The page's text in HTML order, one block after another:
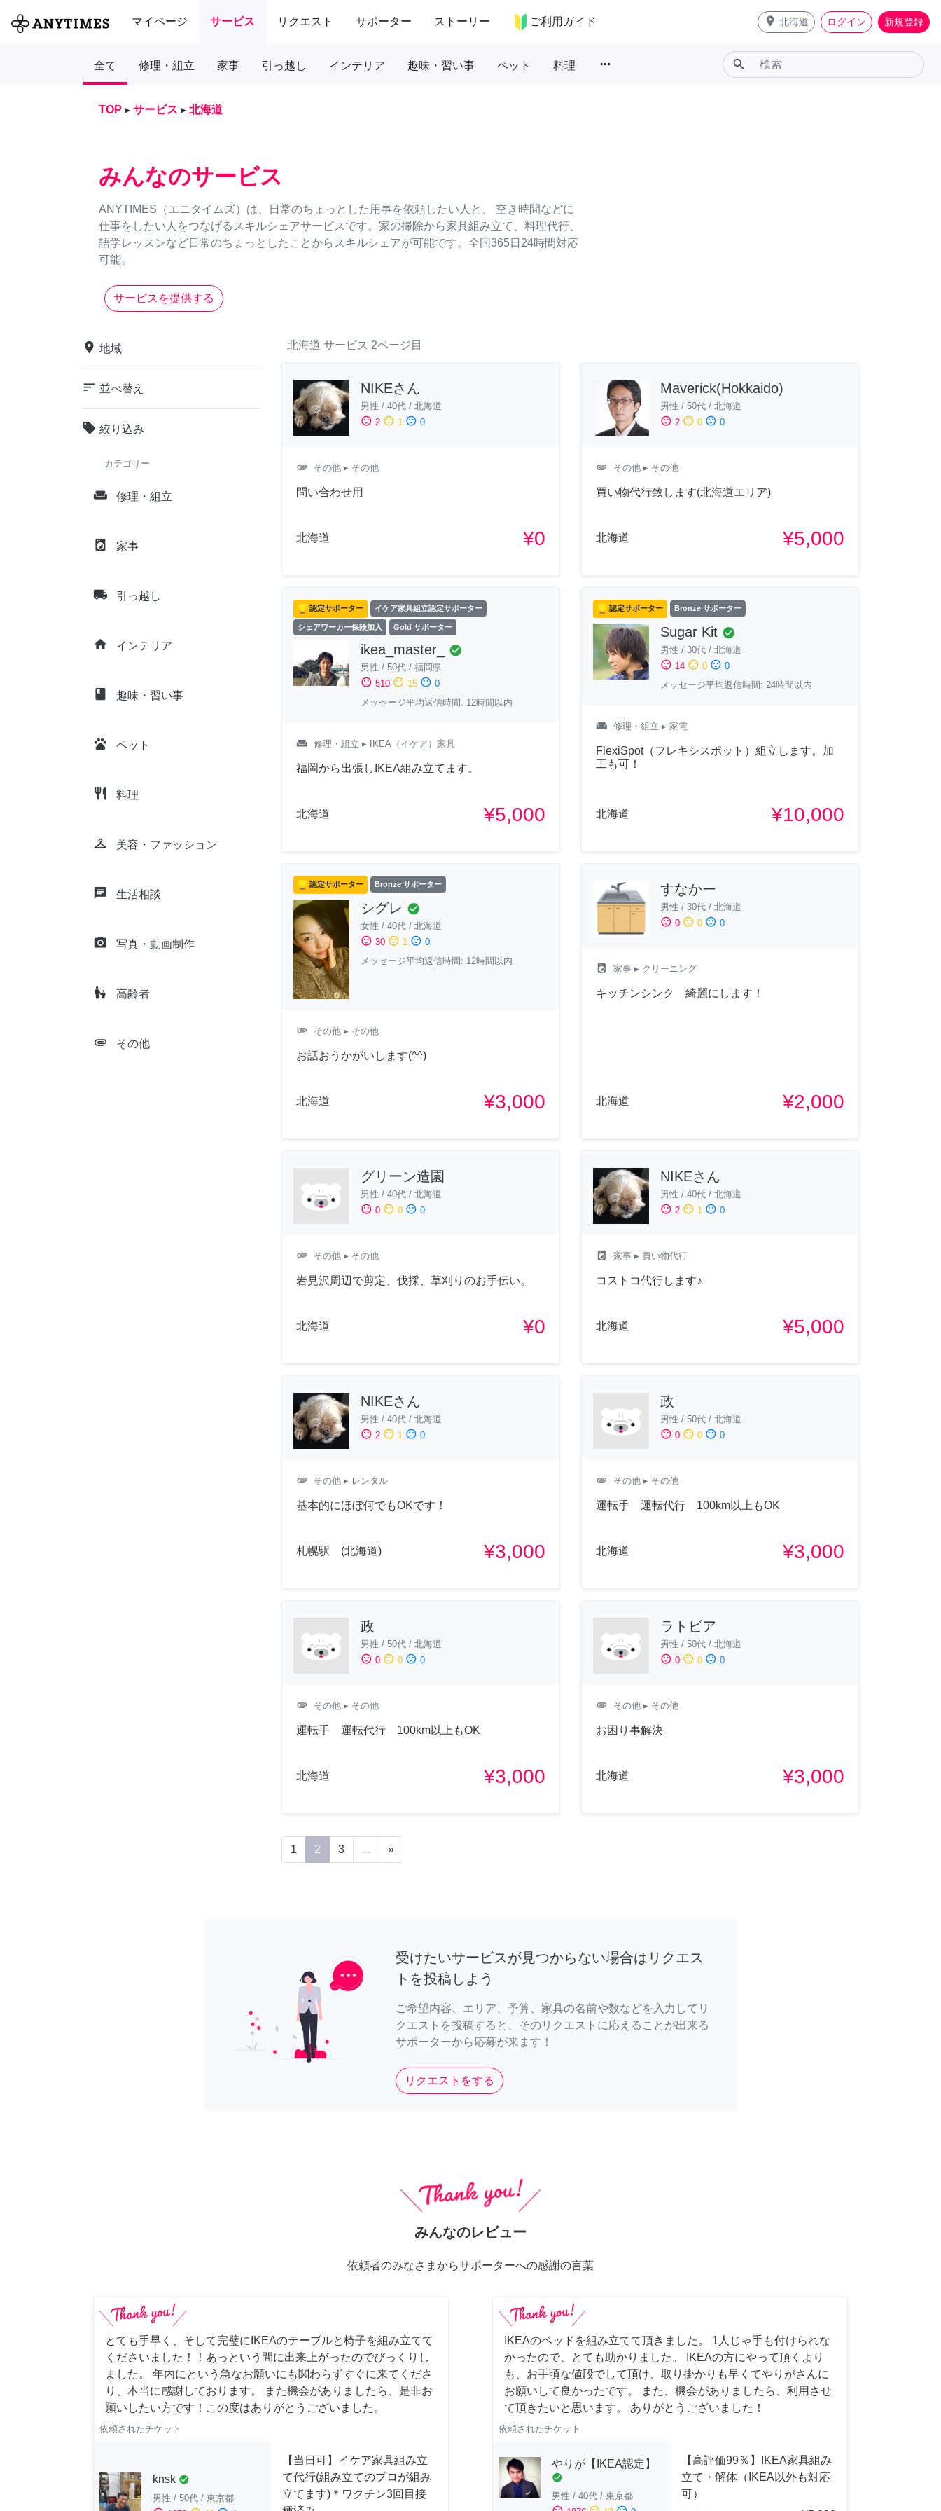
マイページ サービス リクエスト サポーター ストーリー ご利用ガイド place 北海道 ログイン 新規登録
全て 修理・組立 家事 引っ越し インテリア 趣味・習い事 ペット 料理 more_horiz search
TOP ▸ サービス ▸ 北海道
みんなのサービス
ANYTIMES（エニタイムズ）は、日常のちょっとした用事を依頼したい人と、 空き時間などに
仕事をしたい人をつなげるスキルシェアサービスです。家の掃除から家具組み立て、料理代行、
語学レッスンなど日常のちょっとしたことからスキルシェアが可能です。全国365日24時間対応
可能。
サービスを提供する
place 地域
sort 並べ替え
local_offer 絞り込み
カテゴリー
weekend 修理・組立
local_laundry_service 家事
local_shipping 引っ越し
home インテリア
class 趣味・習い事
pets ペット
restaurant 料理
checkroom 美容・ファッション
chat 生活相談
camera_alt 写真・動画制作
escalator_warning 高齢者
attachment その他
北海道 サービス 2ページ目
NIKEさん
男性 / 40代 / 北海道
sentiment_satisfied 2 sentiment_neutral 1 sentiment_dissatisfied 0
attachment その他 ▸ その他
問い合わせ用
北海道 ¥0
Maverick(Hokkaido)
男性 / 50代/ 北海道
sentiment_satisfied 2 sentiment_neutral 0 sentiment_dissatisfied 0
attachment その他▸ その他
買い物代行致します(北海道エリア)
北海道 ¥5,000
認定サポーター イケア家具組立認定サポーター
シェアワーカー保険加入 Gold サポーター
ikea_master_ check_circle
男性 / 50代 / 福岡県
sentiment_satisfied 510 sentiment_neutral 15 sentiment_dissatisfied 0
メッセージ平均返信時間: 12時間以内
weekend 修理・組立 ▸ IKEA（イケア）家具
福岡から出張しIKEA組み立てます。
北海道 ¥5,000
認定サポーター Bronze サポーター
Sugar Kit check_circle
男性 / 30代/ 北海道
sentiment_satisfied 14 sentiment_neutral 0 sentiment_dissatisfied 0
メッセージ平均返信時間: 24時間以内
weekend 修理・組立 ▸ 家電
FlexiSpot（フレキシスポット）組立します。加
工も可！
北海道 ¥10,000
認定サポーター Bronze サポーター
シグレ check_circle
女性 / 40代 / 北海道
sentiment_satisfied 30 sentiment_neutral 1 sentiment_dissatisfied 0
メッセージ平均返信時間: 12時間以内
attachment その他 ▸ その他
お話おうかがいします(^^)
北海道 ¥3,000
すなかー
男性 / 30代/ 北海道
sentiment_satisfied 0 sentiment_neutral 0 sentiment_dissatisfied 0
local_laundry_service 家事▸ クリーニング
キッチンシンク 綺麗にします！
北海道 ¥2,000
グリーン造園
男性 / 40代 / 北海道
sentiment_satisfied 0 sentiment_neutral 0 sentiment_dissatisfied 0
attachment その他 ▸ その他
岩見沢周辺で剪定、伐採、草刈りのお手伝い。
北海道 ¥0
NIKEさん
男性 / 40代/ 北海道
sentiment_satisfied 2 sentiment_neutral 1 sentiment_dissatisfied 0
local_laundry_service 家事▸ 買い物代行
コストコ代行します♪
北海道 ¥5,000
NIKEさん
男性 / 40代 / 北海道
sentiment_satisfied 2 sentiment_neutral 1 sentiment_dissatisfied 0
attachment その他 ▸ レンタル
基本的にほぼ何でもOKです！
札幌駅 (北海道) ¥3,000
政
男性 / 50代/ 北海道
sentiment_satisfied 0 sentiment_neutral 0 sentiment_dissatisfied 0
attachment その他▸ その他
運転手 運転代行 100km以上もOK
北海道 ¥3,000
政
男性 / 50代 / 北海道
sentiment_satisfied 0 sentiment_neutral 0 sentiment_dissatisfied 0
attachment その他 ▸ その他
運転手 運転代行 100km以上もOK
北海道 ¥3,000
ラトビア
男性 / 50代/ 北海道
sentiment_satisfied 0 sentiment_neutral 0 sentiment_dissatisfied 0
attachment その他▸ その他
お困り事解決
北海道 ¥3,000
1 2 3 ... »
受けたいサービスが見つからない場合はリクエス
トを投稿しよう
ご希望内容、エリア、予算、家具の名前や数などを入力してリ
クエストを投稿すると、そのリクエストに応えることが出来る
サポーターから応募が来ます！
リクエストをする
みんなのレビュー
依頼者のみなさまからサポーターへの感謝の言葉
とても手早く、そして完璧にIKEAのテーブルと椅子を組み立てて
くださいました！！あっという間に出来上がったのでびっくりし
ました。 年内にという急なお願いにも関わらずすぐに来てくださ
り、本当に感謝しております。 また機会がありましたら、是非お
願いしたい方です！この度はありがとうございました。
依頼されたチケット
knsk check_circle
男性 / 50代 / 東京都
【当日可】イケア家具組み立
て代行(組み立てのプロが組み
立てます)＊ワクチン3回目接
IKEAのベッドを組み立てて頂きました。 1人じゃ手も付けられな
かったので、とても助かりました。 IKEAの方にやって頂くより
も、お手頃な値段でして頂け、取り掛かりも早くてやりがさんに
お願いして良かったです。 また、機会がありましたら、利用させ
て頂きたいと思います。 ありがとうございました！
依頼されたチケット
やりが【IKEA認定】
check_circle
男性 / 40代 / 東京都
【高評価99％】IKEA家具組み
立て・解体（IKEA以外も対応
可）